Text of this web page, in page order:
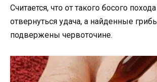
Считается, что от такого босого
отвернуться удача, а найденные
подвержены червоточине.